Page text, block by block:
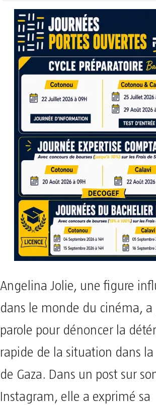
Angelina Jolie, une figure
dans le monde du cinéma, a
parole pour dénoncer la
rapide de la situation dans la
de Gaza. Dans un post sur
Instagram, elle a exprimé sa